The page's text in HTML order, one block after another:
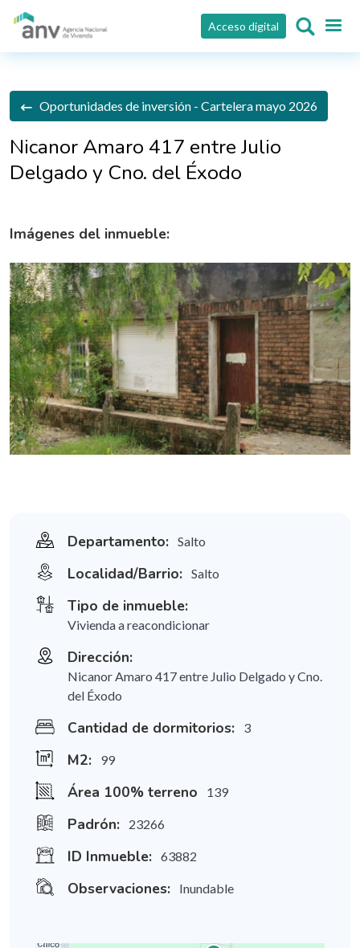
Pasar al contenido principal
Acceso digital
Oportunidades de inversión - Cartelera mayo 2026
Nicanor Amaro 417 entre Julio
Delgado y Cno. del Éxodo
Imágenes del inmueble:
Departamento: Salto
Localidad/Barrio: Salto
Tipo de inmueble:
Vivienda a reacondicionar
Dirección:
Nicanor Amaro 417 entre Julio Delgado y Cno.
del Éxodo
Cantidad de dormitorios: 3
M2: 99
Área 100% terreno 139
Padrón: 23266
ID Inmueble: 63882
Observaciones: Inundable